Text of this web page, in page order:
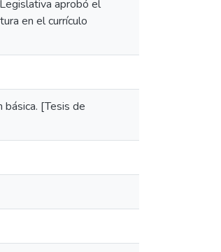
aprobó el
en el currículo
básica. [Tesis de